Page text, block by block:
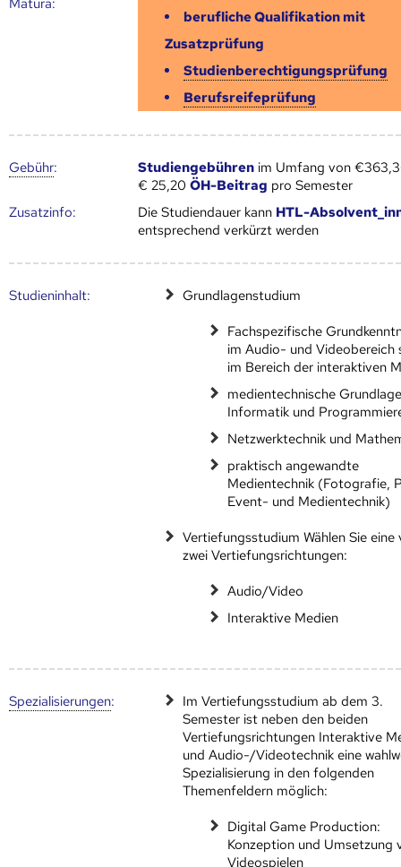
berufliche Qualifikation mit
Zusatzprüfung
Studienberechtigungsprüfung
Berufsreifeprüfung
Gebühr: Studiengebühren im Umfang von
€ 25,20ÖH-Beitrag pro Semester
Zusatz­info:
Die Studiendauer kann HTL-
entsprechend verkürzt werden
Studien­inhalt: Grundlagenstudium
Fachspezifische
im Audio- und Videobereich
im Bereich der interaktiven
medientechnische
Informatik und
Netzwerktechnik und
praktisch angewandte
Medientechnik (Fotografie,
Event- und Medientechnik)
Vertiefungsstudium Wählen Sie eine
zwei Vertiefungsrichtungen:
Audio/Video
Interaktive Medien
Speziali­sierungen:
Im Vertiefungsstudium ab dem 3.
Semester ist neben den beiden
Vertiefungsrichtungen Interaktive
und Audio-/Videotechnik eine
Spezialisierung in den folgenden
Themenfeldern möglich:
Digital Game Production:
Konzeption und Umsetzung
Videospielen